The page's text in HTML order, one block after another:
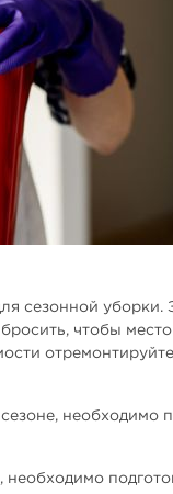
сезонной уборки.
чтобы
необходимо